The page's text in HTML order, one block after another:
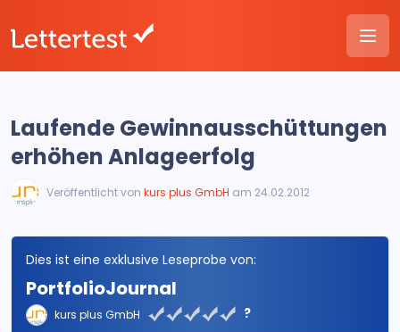
Laufende Gewinnausschüttungen
erhöhen Anlageerfolg
Veröffentlicht von kurs plus GmbH am 24.02.2012
Dies ist eine exklusive Leseprobe von:
PortfolioJournal
kurs plus GmbH ?